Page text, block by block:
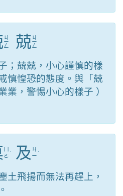
ㄐ
ㄧ
ㄥ 兢 ㄐ
ㄧ
ㄥ
；兢兢，小心謹慎的樣
慎惶恐的態度。與「兢
業，警惕小心的樣子 ）
ㄇ
ㄛˋ 及 ㄐ
ㄧ ˊ
土飛揚而無法再趕上，